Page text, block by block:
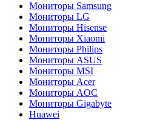
Мониторы Samsung
Мониторы LG
Мониторы Hisense
Мониторы Xiaomi
Мониторы Philips
Мониторы ASUS
Мониторы MSI
Мониторы Acer
Мониторы AOC
Мониторы Gigabyte
Huawei